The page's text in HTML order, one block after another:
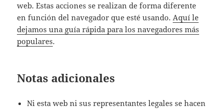
web. Estas acciones se realizan de forma diferente
en función del navegador que esté usando.Aquí le
dejamos una guía rápida para los navegadores más
populares.
Notas adicionales
Ni esta web ni sus representantes legales se hacen